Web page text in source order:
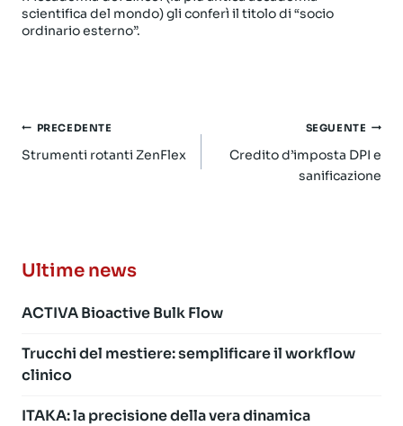
scientifica del mondo) gli conferì il titolo di “socio
ordinario esterno”.
Navigazione
articoli
PRECEDENTE
Strumenti rotanti ZenFlex
SEGUENTE
Credito d’imposta DPI e
sanificazione
Ultime news
ACTIVA Bioactive Bulk Flow
Trucchi del mestiere: semplificare il workflow
clinico
ITAKA: la precisione della vera dinamica